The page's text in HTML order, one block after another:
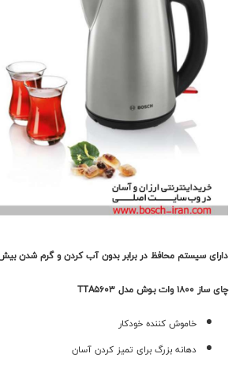
دارای سیستم محافظ در برابر بدون آب کردن و گرم شدن
چای ساز 1800 وات بـوش مدل TTA5603
خاموش کننده خودکار
دهانه بزرگ برای تمیز کردن آسان